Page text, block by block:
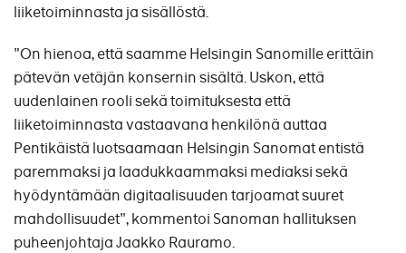
liiketoiminnasta ja sisällöstä.
"On hienoa, että saamme Helsingin Sanomille erittäin
pätevän vetäjän konsernin sisältä. Uskon, että
uudenlainen rooli sekä toimituksesta että
liiketoiminnasta vastaavana henkilönä auttaa
Pentikäistä luotsaamaan Helsingin Sanomat entistä
paremmaksi ja laadukkaammaksi mediaksi sekä
hyödyntämään digitaalisuuden tarjoamat suuret
mahdollisuudet", kommentoi Sanoman hallituksen
puheenjohtaja Jaakko Rauramo.